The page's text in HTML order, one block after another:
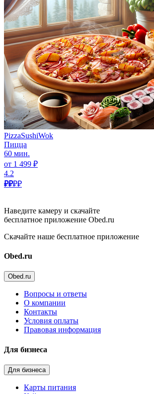
PizzaSushiWok
Пицца
60 мин.
от 1 499 ₽
4.2
₽₽₽₽
Наведите камеру и скачайте
бесплатное приложение Obed.ru
Скачайте наше бесплатное приложение
Obed.ru
Obed.ru
Вопросы и ответы
О компании
Контакты
Условия оплаты
Правовая информация
Для бизнеса
Для бизнеса
Карты питания